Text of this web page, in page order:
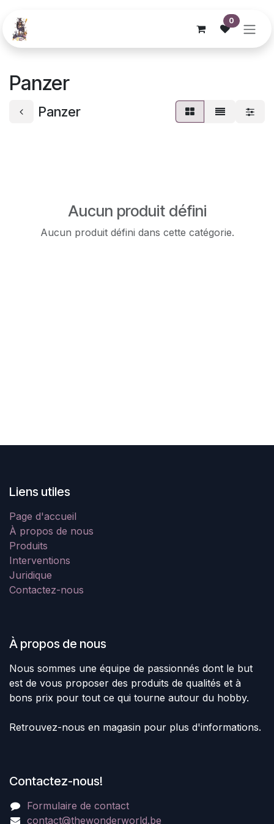
0
Panzer
Panzer
Aucun produit défini
Aucun produit défini dans cette catégorie.
Liens utiles
Page d'accueil
À propos de nous
Produits
Interventions
Juridique
Contactez-nous
À propos de nous
Nous sommes une équipe de passionnés dont le but
est de vous proposer des produits de qualités et à
bons prix pour tout ce qui tourne autour du hobby.
Retrouvez-nous en magasin pour plus d'informations.
Contactez-nous!
Formulaire de contact
contact@thewonderworld.be